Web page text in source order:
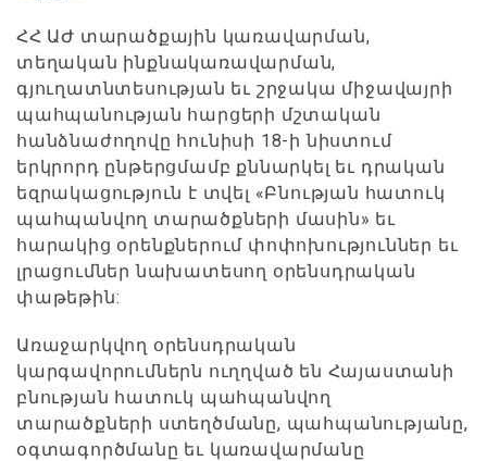
ՀՀ ԱԺ տարածքային կառավարման,
տեղական ինքնակառավարման,
գյուղատնտեսության եւ շրջակա միջավայրի
պահպանության հարցերի մշտական
հանձնաժողովը հունիսի 18-ի նիստում
երկրորդ ընթերցմամբ քննարկել եւ դրական
եզրակացություն է տվել «Բնության հատուկ
պահպանվող տարածքների մասին» եւ
հարակից օրենքներում փոփոխություններ եւ
լրացումներ նախատեսող օրենսդրական
փաթեթին:
Առաջարկվող օրենսդրական
կարգավորումներն ուղղված են Հայաստանի
բնության հատուկ պահպանվող
տարածքների ստեղծմանը, պահպանությանը,
օգտագործմանը եւ կառավարմանը